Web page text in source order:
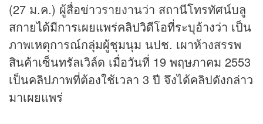
(27 ม.ค.) ผู้สื่อข่าวรายงานว่า สถานีโทรทัศน์บลู
สกายได้มีการเผยแพร่คลิปวิดีโอที่ระบุอ้างว่า เป็น
ภาพเหตุการณ์กลุ่มผู้ชุมนุม นปช. เผาห้างสรรพ
สินค้าเซ็นทรัลเวิล์ด เมื่อวันที่ 19 พฤษภาคม 2553
เป็นคลิปภาพที่ต้องใช้เวลา 3 ปี จึงได้คลิปดังกล่าว
มาเผยแพร่